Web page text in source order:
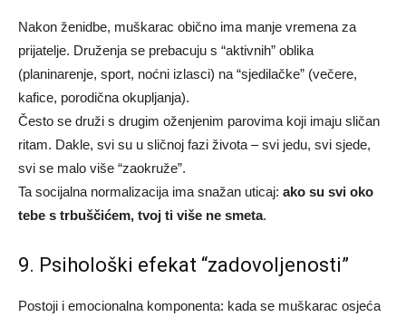
Nakon ženidbe, muškarac obično ima manje vremena za
prijatelje. Druženja se prebacuju s “aktivnih” oblika
(planinarenje, sport, noćni izlasci) na “sjedilačke” (večere,
kafice, porodična okupljanja).
Često se druži s drugim oženjenim parovima koji imaju sličan
ritam. Dakle, svi su u sličnoj fazi života – svi jedu, svi sjede,
svi se malo više “zaokruže”.
Ta socijalna normalizacija ima snažan uticaj: ako su svi oko
tebe s trbuščićem, tvoj ti više ne smeta.
9. Psihološki efekat “zadovoljenosti”
Postoji i emocionalna komponenta: kada se muškarac osjeća